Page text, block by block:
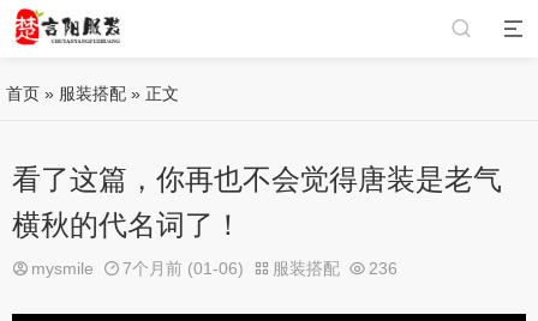
首页 » 服装搭配 » 正文
看了这篇，你再也不会觉得唐装是老气
横秋的代名词了！
mysmile 7个月前 (01-06) 服装搭配 236